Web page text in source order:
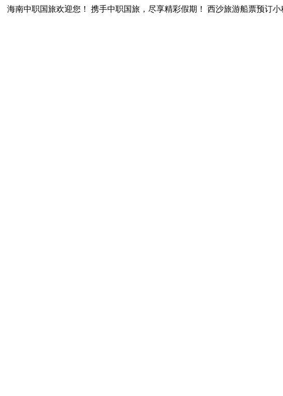
海南中职国旅欢迎您！ 携手中职国旅，尽享精彩假期！ 西沙旅游船票预订小